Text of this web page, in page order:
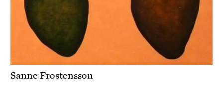
Sanne Frostensson